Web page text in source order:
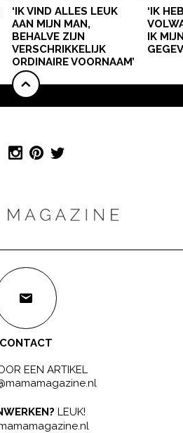
‘IK VIND ALLES LEUK
AAN MIJN MAN,
BEHALVE ZIJN
VERSCHRIKKELIJK
ORDINAIRE VOORNAAM’
‘IK
IK
CONTACT
EEN ARTIKEL
LEUK!